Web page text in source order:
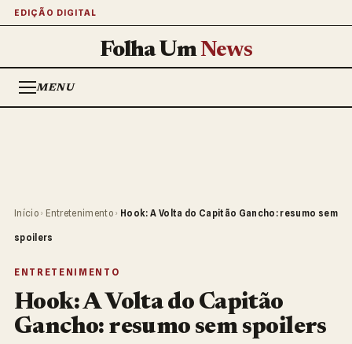
EDIÇÃO DIGITAL
Folha UmNews
MENU
Início › Entretenimento › Hook: A Volta do Capitão Gancho: resumo sem
spoilers
ENTRETENIMENTO
Hook: A Volta do Capitão
Gancho: resumo sem spoilers